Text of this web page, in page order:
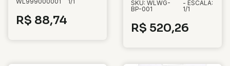
R$ 88,74
SKU: WLWG-
BP-001
- ESCALA:
1/1
R$ 520,26